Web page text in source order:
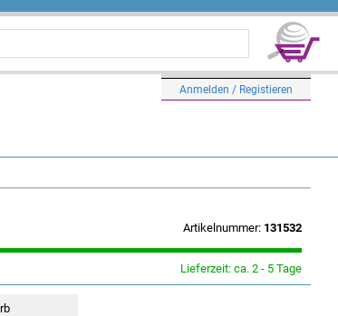
Anmelden / Registieren
Artikelnummer: 131532
Lieferzeit: ca. 2 - 5 Tage